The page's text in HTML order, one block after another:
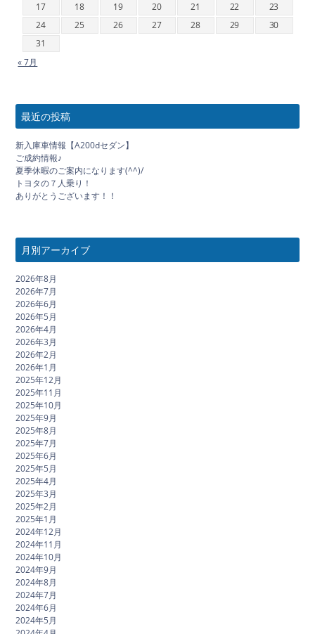
17
18 19 20 21 22
23
24
25 26 27 28 29
30
31
« 7月
最近の投稿
新入庫車情報【A200dセダン】
ご成約情報♪
夏季休暇のご案内になります(^^)/
トヨタの７人乗り！
ありがとうございます！！
月別アーカイブ
2026年8月
2026年7月
2026年6月
2026年5月
2026年4月
2026年3月
2026年2月
2026年1月
2025年12月
2025年11月
2025年10月
2025年9月
2025年8月
2025年7月
2025年6月
2025年5月
2025年4月
2025年3月
2025年2月
2025年1月
2024年12月
2024年11月
2024年10月
2024年9月
2024年8月
2024年7月
2024年6月
2024年5月